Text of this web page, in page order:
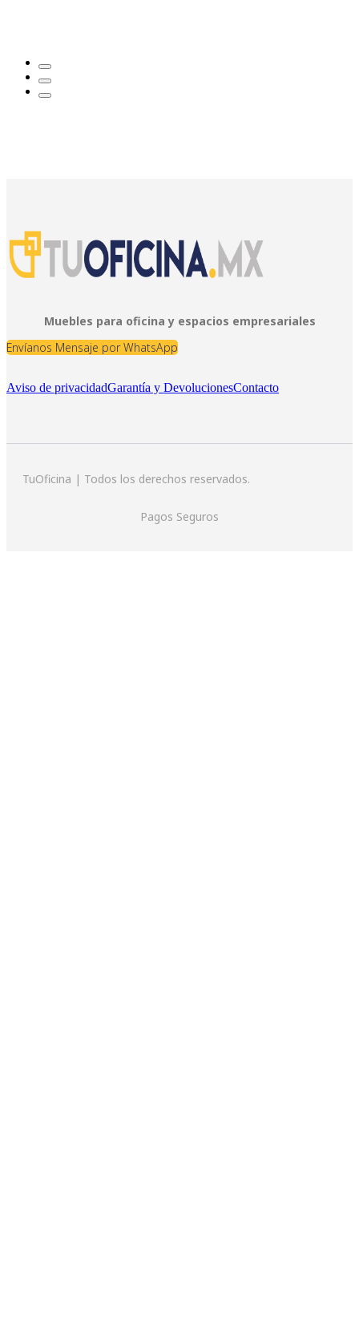
Muebles para oficina y espacios empresariales
Envíanos Mensaje por WhatsApp
Aviso de privacidadGarantía y DevolucionesContacto
TuOficina | Todos los derechos reservados.
Pagos Seguros